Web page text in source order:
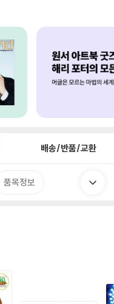
배송/반품/교환
품목정보